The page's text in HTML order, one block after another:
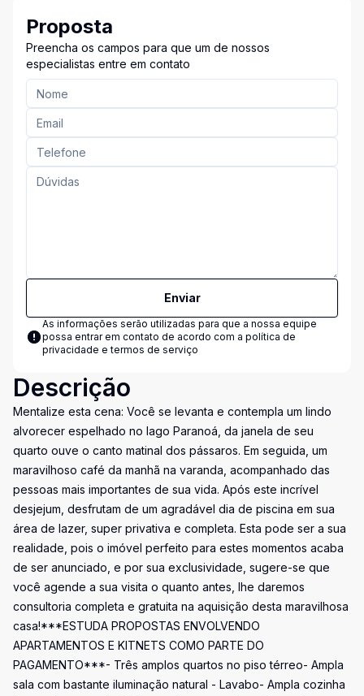
Proposta
Preencha os campos para que um de nossos
especialistas entre em contato
Enviar
As informações serão utilizadas para que a nossa equipe
possa entrar em contato de acordo com a política de
privacidade e termos de serviço
Descrição
Mentalize esta cena: Você se levanta e contempla um lindo
alvorecer espelhado no lago Paranoá, da janela de seu
quarto ouve o canto matinal dos pássaros. Em seguida, um
maravilhoso café da manhã na varanda, acompanhado das
pessoas mais importantes de sua vida. Após este incrível
desjejum, desfrutam de um agradável dia de piscina em sua
área de lazer, super privativa e completa. Esta pode ser a sua
realidade, pois o imóvel perfeito para estes momentos acaba
de ser anunciado, e por sua exclusividade, sugere-se que
você agende a sua visita o quanto antes, lhe daremos
consultoria completa e gratuita na aquisição desta maravilhosa
casa!***ESTUDA PROPOSTAS ENVOLVENDO
APARTAMENTOS E KITNETS COMO PARTE DO
PAGAMENTO***- Três amplos quartos no piso térreo- Ampla
sala com bastante iluminação natural - Lavabo- Ampla cozinha